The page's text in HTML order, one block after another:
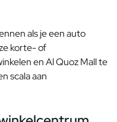
als je een auto
korte- of
en Al Quoz Mall te
scala aan